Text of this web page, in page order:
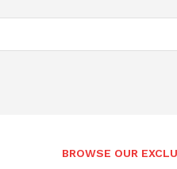
BROWSE OUR